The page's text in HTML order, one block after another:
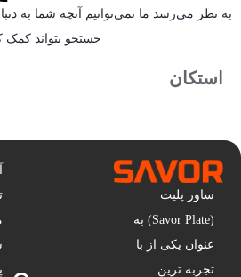
به نظر می‌رسد ما نمی‌توانیم آنچه شما به
جستجو بتواند کمک
استکان
ساور پلیت
(Savor Plate) به
عنوان یکی از با
تجربه ترین